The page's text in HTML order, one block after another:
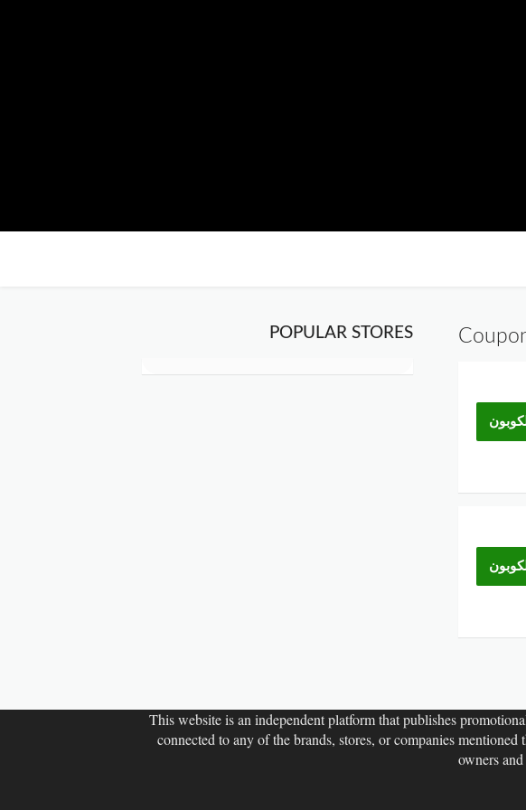
POPULAR STORES
This website is an independent platform that publishes
connected to any of the brands, stores, or companies
owners